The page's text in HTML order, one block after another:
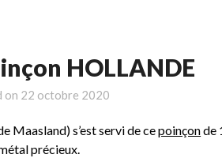
HOLLANDE
on 22 octobre 2020
Maasland) s’est servi de cepoinçonde
précieux.